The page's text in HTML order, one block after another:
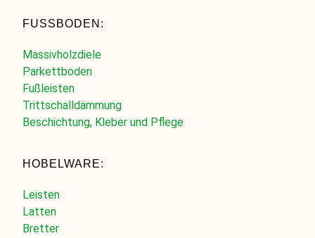
FUSSBODEN:
Massivholzdiele
Parkettboden
Fußleisten
Trittschalldämmung
Beschichtung, Kleber und Pflege
HOBELWARE:
Leisten
Latten
Bretter